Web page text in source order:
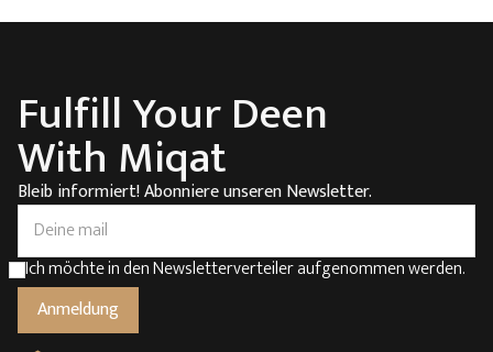
Fulfill Your Deen
With Miqat
Bleib informiert! Abonniere unseren Newsletter.
Ich möchte in den Newsletterverteiler aufgenommen werden.